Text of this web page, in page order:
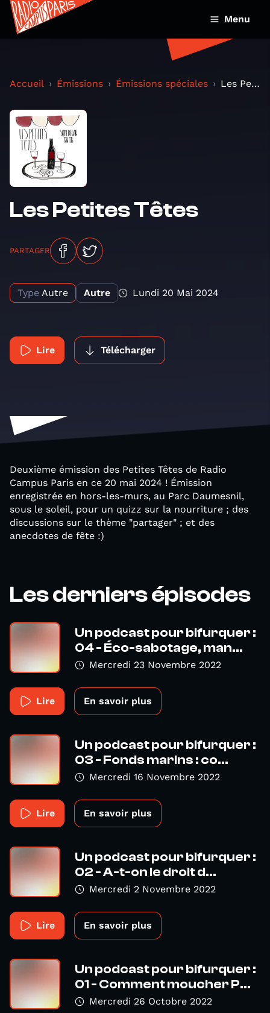
Menu
Accueil Émissions Émissions spéciales Les Petites Têtes
Les Petites Têtes
PARTAGER
Type Autre Autre Lundi 20 Mai 2024
Lire Télécharger
Deuxième émission des Petites Têtes de Radio
Campus Paris en ce 20 mai 2024 ! Émission
enregistrée en hors-les-murs, au Parc Daumesnil,
sous le soleil, pour un quizz sur la nourriture ; des
discussions sur le thème "partager" ; et des
anecdotes de fête :)
Les derniers épisodes
Un podcast pour bifurquer :
04 - Éco-sabotage, man...
Mercredi 23 Novembre 2022
Lire En savoir plus
Un podcast pour bifurquer :
03 - Fonds marins : co...
Mercredi 16 Novembre 2022
Lire En savoir plus
Un podcast pour bifurquer :
02 - A-t-on le droit d...
Mercredi 2 Novembre 2022
Lire En savoir plus
Un podcast pour bifurquer :
01 - Comment moucher P...
Mercredi 26 Octobre 2022